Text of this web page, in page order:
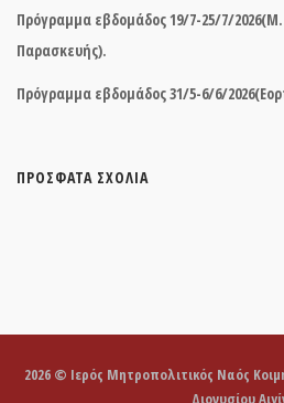
Πρόγραμμα εβδομάδος 19/7-25/7/
Παρασκευής).
Πρόγραμμα εβδομάδος 31/5-6/6/
ΠΡΌΣΦΑΤΑ ΣΧΌΛΙΑ
2026 © Ιερός Μητροπολιτικός Ναός
Διονυσίου